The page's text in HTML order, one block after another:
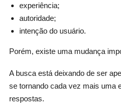
experiência;
autoridade;
intenção do usuário.
Porém, existe uma mudança
A busca está deixando de ser
se tornando cada vez mais uma
respostas.